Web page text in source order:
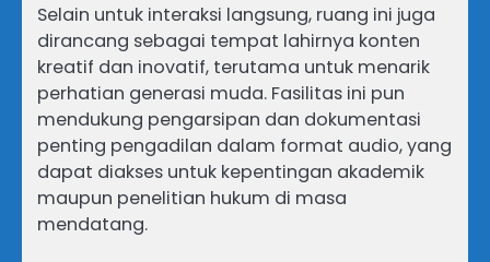
Selain untuk interaksi langsung, ruang ini juga
dirancang sebagai tempat lahirnya konten
kreatif dan inovatif, terutama untuk menarik
perhatian generasi muda. Fasilitas ini pun
mendukung pengarsipan dan dokumentasi
penting pengadilan dalam format audio, yang
dapat diakses untuk kepentingan akademik
maupun penelitian hukum di masa
mendatang.